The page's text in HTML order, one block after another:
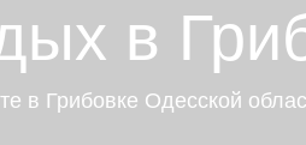
в
в Грибовке Одесской